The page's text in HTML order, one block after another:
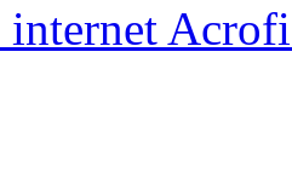
internet